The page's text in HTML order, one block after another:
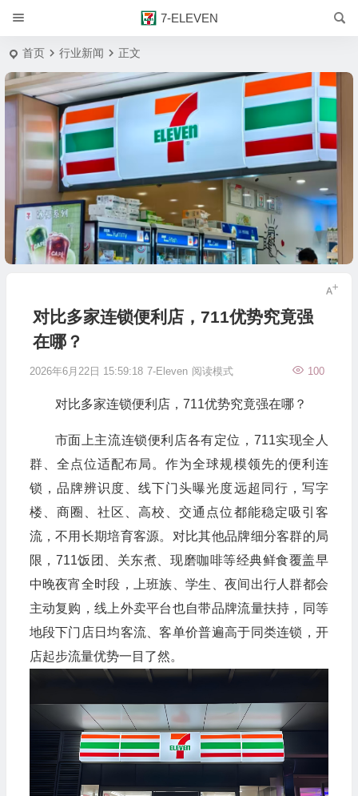
7-ELEVEN
首页 行业新闻 正文
对比多家连锁便利店，711优势究竟强
在哪？
2026年6月22日 15:59:18 7-Eleven 100
阅读模式
对比多家连锁便利店，711优势究竟强在哪？
市面上主流连锁便利店各有定位，711实现全人
群、全点位适配布局。作为全球规模领先的便利连
锁，品牌辨识度、线下门头曝光度远超同行，写字
楼、商圈、社区、高校、交通点位都能稳定吸引客
流，不用长期培育客源。对比其他品牌细分客群的局
限，711饭团、关东煮、现磨咖啡等经典鲜食覆盖早
中晚夜宵全时段，上班族、学生、夜间出行人群都会
主动复购，线上外卖平台也自带品牌流量扶持，同等
地段下门店日均客流、客单价普遍高于同类连锁，开
店起步流量优势一目了然。